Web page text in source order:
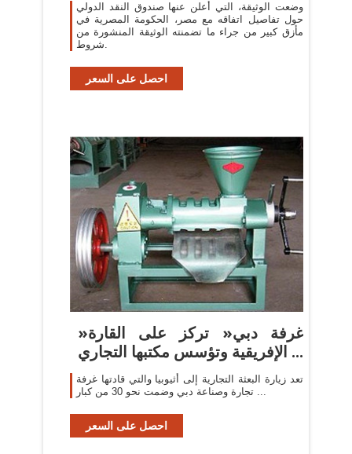
وضعت الوثيقة، التي أعلن عنها صندوق النقد الدولي
حول تفاصيل اتفاقه مع مصر، الحكومة المصرية في
مأزق كبير من جراء ما تضمنته الوثيقة المنشورة من
شروط.
احصل على السعر
»غرفة دبي« تركز على القارة
الإفريقية وتؤسس مكتبها التجاري ...
تعد زيارة البعثة التجارية إلى أثيوبيا والتي قادتها غرفة
تجارة وصناعة دبي وضمت نحو 30 من كبار ...
احصل على السعر